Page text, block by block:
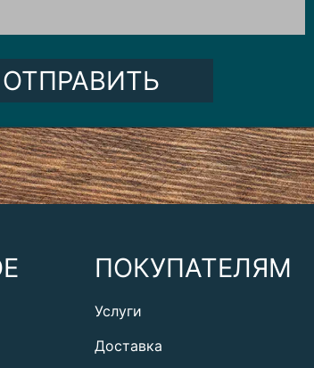
ОТПРАВИТЬ
ПОКУПАТЕЛЯМ
Услуги
Доставка